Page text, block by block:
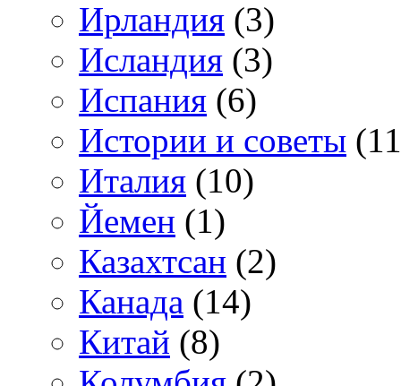
Ирландия (3)
Исландия (3)
Испания (6)
Истории и советы
Италия (10)
Йемен (1)
Казахтсан (2)
Канада (14)
Китай (8)